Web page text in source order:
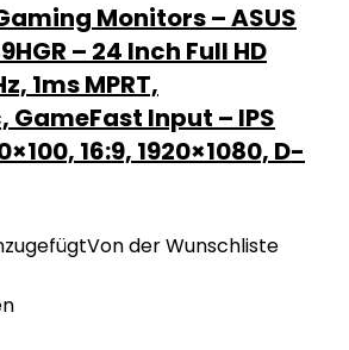
Monitors – ASUS
– 24 Inch Full HD
1ms MPRT,
Input – IPS
16:9, 1920×1080, D-
Von der Wunschliste